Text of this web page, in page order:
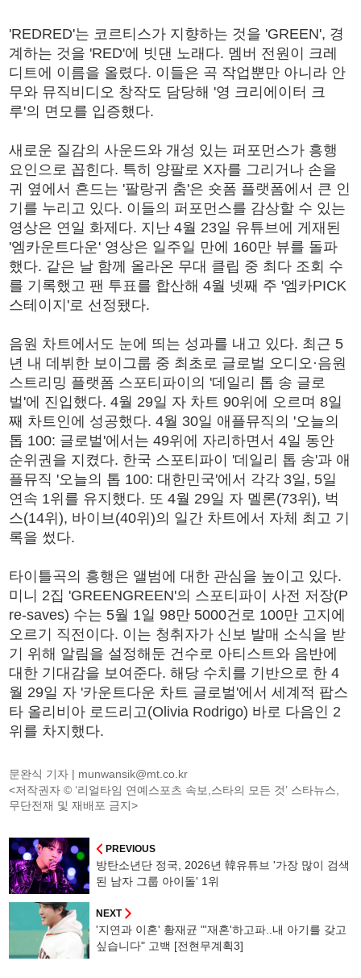
'REDRED'는 코르티스가 지향하는 것을 'GREEN', 경
계하는 것을 'RED'에 빗댄 노래다. 멤버 전원이 크레
디트에 이름을 올렸다. 이들은 곡 작업뿐만 아니라 안
무와 뮤직비디오 창작도 담당해 '영 크리에이터 크
루'의 면모를 입증했다.
새로운 질감의 사운드와 개성 있는 퍼포먼스가 흥행
요인으로 꼽힌다. 특히 양팔로 X자를 그리거나 손을
귀 옆에서 흔드는 '팔랑귀 춤'은 숏폼 플랫폼에서 큰 인
기를 누리고 있다. 이들의 퍼포먼스를 감상할 수 있는
영상은 연일 화제다. 지난 4월 23일 유튜브에 게재된
'엠카운트다운' 영상은 일주일 만에 160만 뷰를 돌파
했다. 같은 날 함께 올라온 무대 클립 중 최다 조회 수
를 기록했고 팬 투표를 합산해 4월 넷째 주 '엠카PICK
스테이지'로 선정됐다.
음원 차트에서도 눈에 띄는 성과를 내고 있다. 최근 5
년 내 데뷔한 보이그룹 중 최초로 글로벌 오디오·음원
스트리밍 플랫폼 스포티파이의 '데일리 톱 송 글로
벌'에 진입했다. 4월 29일 자 차트 90위에 오르며 8일
째 차트인에 성공했다. 4월 30일 애플뮤직의 '오늘의
톱 100: 글로벌'에서는 49위에 자리하면서 4일 동안
순위권을 지켰다. 한국 스포티파이 '데일리 톱 송'과 애
플뮤직 '오늘의 톱 100: 대한민국'에서 각각 3일, 5일
연속 1위를 유지했다. 또 4월 29일 자 멜론(73위), 벅
스(14위), 바이브(40위)의 일간 차트에서 자체 최고 기
록을 썼다.
타이틀곡의 흥행은 앨범에 대한 관심을 높이고 있다.
미니 2집 'GREENGREEN'의 스포티파이 사전 저장(P
re-saves) 수는 5월 1일 98만 5000건로 100만 고지에
오르기 직전이다. 이는 청취자가 신보 발매 소식을 받
기 위해 알림을 설정해둔 건수로 아티스트와 음반에
대한 기대감을 보여준다. 해당 수치를 기반으로 한 4
월 29일 자 '카운트다운 차트 글로벌'에서 세계적 팝스
타 올리비아 로드리고(Olivia Rodrigo) 바로 다음인 2
위를 차지했다.
문완식 기자 | munwansik@mt.co.kr
<저작권자 © ‘리얼타임 연예스포츠 속보,스타의 모든 것’ 스타뉴스,
무단전재 및 재배포 금지>
PREVIOUS
방탄소년단 정국, 2026년 韓유튜브 '가장 많이 검색
된 남자 그룹 아이돌' 1위
NEXT
'지연과 이혼' 황재균 "'재혼'하고파..내 아기를 갖고
싶습니다" 고백 [전현무계획3]